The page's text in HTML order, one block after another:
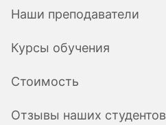
Наши преподаватели
Курсы обучения
Стоимость
Отзывы наших студентов